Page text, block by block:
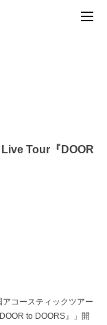
Tour『DOOR
コースティックツアー
to DOORS』」開